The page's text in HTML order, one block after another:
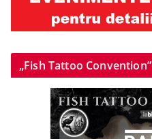
„Fish Tattoo Convention”